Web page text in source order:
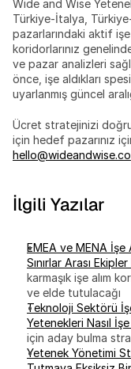
Wide and Wise
Türkiye-İtalya,
pazarlarındaki aktif
koridorlarınız
ve pazar analizleri
önce, işe aldıkları
uyarlanmış güncel
Ücret stratejinizi
hello@wideandwise.co
İlgili Yazılar
EMEA ve MENA İşe
Sınırlar Arası
karmaşık işe alım
ve elde tutulacağı
Teknoloji Sektörü
Yetenekleri Nasıl İşe
için aday bulma
Yetenek Yönetimi